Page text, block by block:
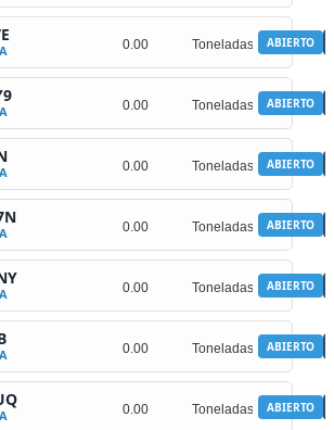
ABIERTO
ABIERTO
ABIERTO
ABIERTO
ABIERTO
ABIERTO
ABIERTO